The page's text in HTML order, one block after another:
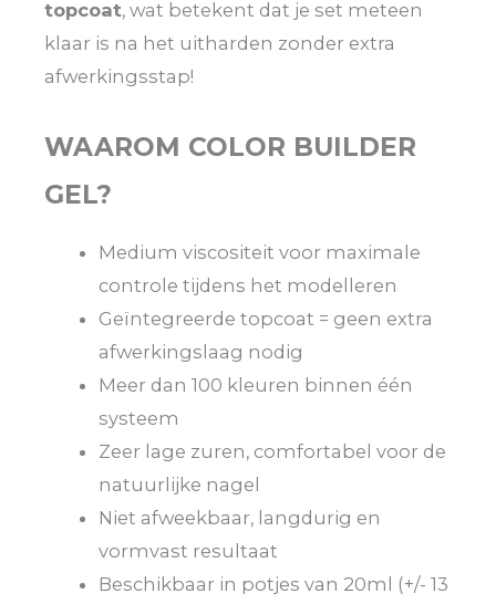
topcoat, wat betekent dat je set meteen
klaar is na het uitharden zonder extra
afwerkingsstap!
WAAROM COLOR BUILDER
GEL?
Medium viscositeit voor maximale
controle tijdens het modelleren
Geïntegreerde topcoat = geen extra
afwerkingslaag nodig
Meer dan 100 kleuren binnen één
systeem
Zeer lage zuren, comfortabel voor de
natuurlijke nagel
Niet afweekbaar, langdurig en
vormvast resultaat
Beschikbaar in potjes van 20ml (+/- 13